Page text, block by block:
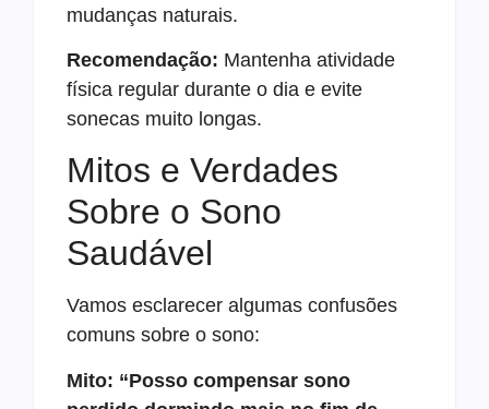
mudanças naturais.
Recomendação: Mantenha atividade
física regular durante o dia e evite
sonecas muito longas.
Mitos e Verdades
Sobre o Sono
Saudável
Vamos esclarecer algumas confusões
comuns sobre o sono:
Mito: “Posso compensar sono